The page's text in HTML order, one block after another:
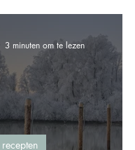
3 minuten om te lezen